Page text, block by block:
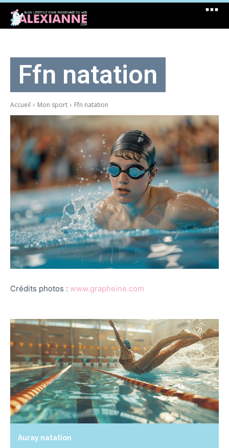
Ffn natation
Accueil Mon sport Ffn natation
Crédits photos : www.grapheine.com
Auray natation